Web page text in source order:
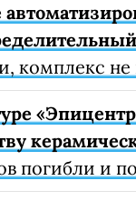
комплекс
погибли и